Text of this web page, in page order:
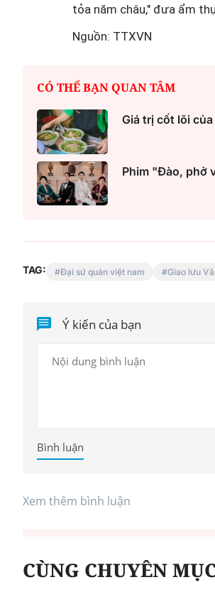
tỏa năm châu," đưa ẩm
Nguồn: TTXVN
CÓ THỂ BẠN QUAN TÂM
Giá trị cốt lõi
Phim "Đào, phở
TAG: Đại sứ quán việt nam Giao lưu
Ý kiến của bạn
Bình luận
Xem thêm bình luận
CÙNG CHUYÊN
chấp, làm